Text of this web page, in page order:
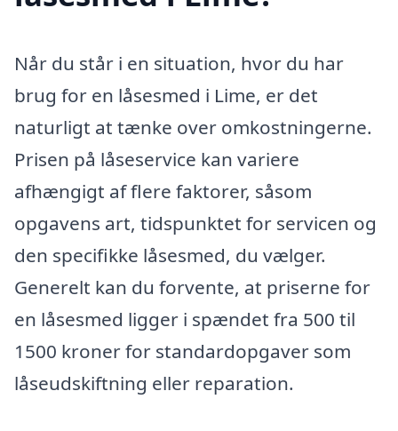
Når du står i en situation, hvor du har
brug for en låsesmed i Lime, er det
naturligt at tænke over omkostningerne.
Prisen på låseservice kan variere
afhængigt af flere faktorer, såsom
opgavens art, tidspunktet for servicen og
den specifikke låsesmed, du vælger.
Generelt kan du forvente, at priserne for
en låsesmed ligger i spændet fra 500 til
1500 kroner for standardopgaver som
låseudskiftning eller reparation.